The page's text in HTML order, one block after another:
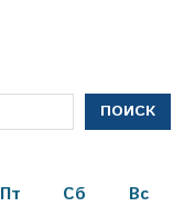
ПОИСК
Пт Сб
Вс